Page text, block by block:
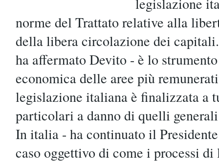
norme del Trattato relative alla
della libera circolazione dei
ha affermato Devito - è lo
economica delle aree più
legislazione italiana è finalizzata a
particolari a danno di quelli
In italia - ha continuato il
caso oggettivo di come i processi